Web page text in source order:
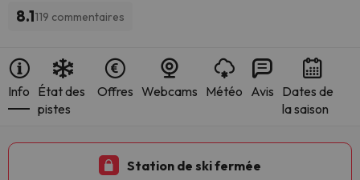
8.1119 commentaires
Info État des
pistes
Offres Webcams Météo Avis Dates de
la saison
Station de ski fermée